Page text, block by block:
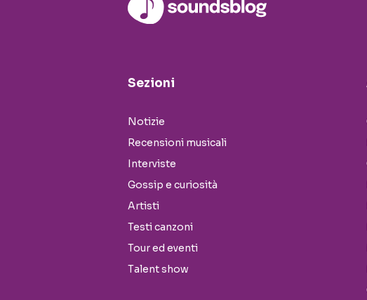
Sezioni
Notizie
Recensioni musicali
Interviste
Gossip e curiosità
Artisti
Testi canzoni
Tour ed eventi
Talent show